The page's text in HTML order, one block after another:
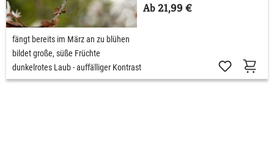
Ab 21,99 €
fängt bereits im März an zu blühen
bildet große, süße Früchte
dunkelrotes Laub - auffälliger Kontrast